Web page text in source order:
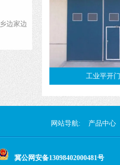
边家边
工业平开门
网站导航: 产品中心
冀公网安备13098402000481号